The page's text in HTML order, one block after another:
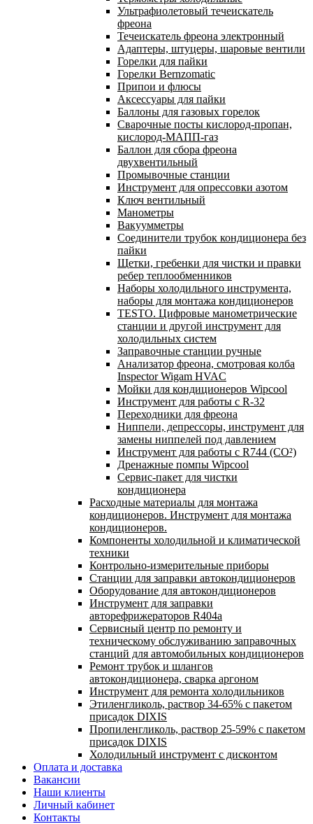
Ультрафиолетовый течеискатель
фреона
Течеискатель фреона электронный
Адаптеры, штуцеры, шаровые вентили
Горелки для пайки
Горелки Bernzomatic
Припои и флюсы
Аксессуары для пайки
Баллоны для газовых горелок
Сварочные посты кислород-пропан,
кислород-МАПП-газ
Баллон для сбора фреона
двухвентильный
Промывочные станции
Инструмент для опрессовки азотом
Ключ вентильный
Манометры
Вакуумметры
Соединители трубок кондиционера без
пайки
Щетки, гребенки для чистки и правки
ребер теплообменников
Наборы холодильного инструмента,
наборы для монтажа кондиционеров
TESTO. Цифровые манометрические
станции и другой инструмент для
холодильных систем
Заправочные станции ручные
Анализатор фреона, смотровая колба
Inspector Wigam HVAC
Мойки для кондиционеров Wipcool
Инструмент для работы с R-32
Переходники для фреона
Ниппели, депрессоры, инструмент для
замены ниппелей под давлением
Инструмент для работы с R744 (CO²)
Дренажные помпы Wipcool
Сервис-пакет для чистки
кондиционера
Расходные материалы для монтажа
кондиционеров. Инструмент для монтажа
кондиционеров.
Компоненты холодильной и климатической
техники
Контрольно-измерительные приборы
Станции для заправки автокондиционеров
Оборудование для автокондиционеров
Инструмент для заправки
авторефрижераторов R404a
Сервисный центр по ремонту и
техническому обслуживанию заправочных
станций для автомобильных кондиционеров
Ремонт трубок и шлангов
автокондиционера, сварка аргоном
Инструмент для ремонта холодильников
Этиленгликоль, раствор 34-65% с пакетом
присадок DIXIS
Пропиленгликоль, раствор 25-59% с пакетом
присадок DIXIS
Холодильный инструмент с дисконтом
Оплата и доставка
Вакансии
Наши клиенты
Личный кабинет
Контакты